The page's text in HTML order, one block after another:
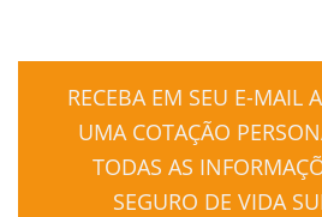
RECEBA EM SEU E-MAIL
UMA COTAÇÃO
TODAS AS
SEGURO DE VIDA